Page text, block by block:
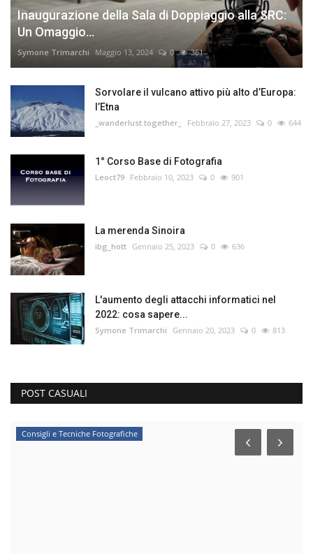
Inaugurazione della Sala di Doppiaggio alla SRC:
Un Omaggio...
Symone Trimarchi Maggio 13, 2024 0 361
Sorvolare il vulcano attivo più alto d’Europa:
l’Etna
_wanderlust.together_ Febbraio 27, 2023 0 644
1° Corso Base di Fotografia
Leoct79 Febbraio 10, 2023 0 901
La merenda Sinoira
ibg_hott Gennaio 25, 2023 0 636
L'aumento degli attacchi informatici nel
2022: cosa sapere...
Symone Trimarchi Gennaio 20, 2023 0 813
POST CASUALI
Consigli e Tecniche Fotografiche